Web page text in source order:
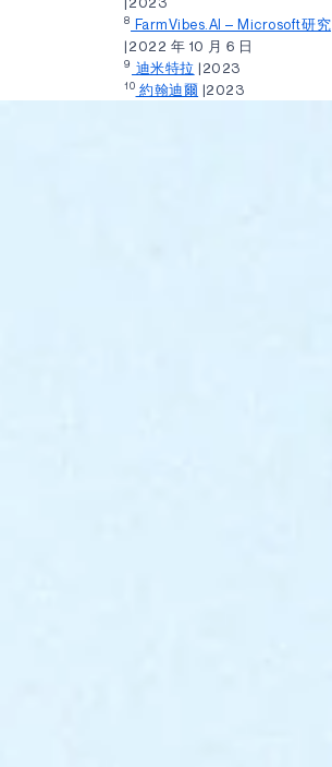
8 FarmVibes.AI – Microsoft研究
|2022 年 10 月 6 日
9 迪米特拉 |2023
10 約翰迪爾 |2023